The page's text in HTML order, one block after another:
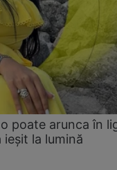
poate arunca în
la lumină